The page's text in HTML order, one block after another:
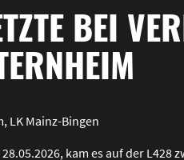
BEI
LK Mainz-Bingen
kam es auf der